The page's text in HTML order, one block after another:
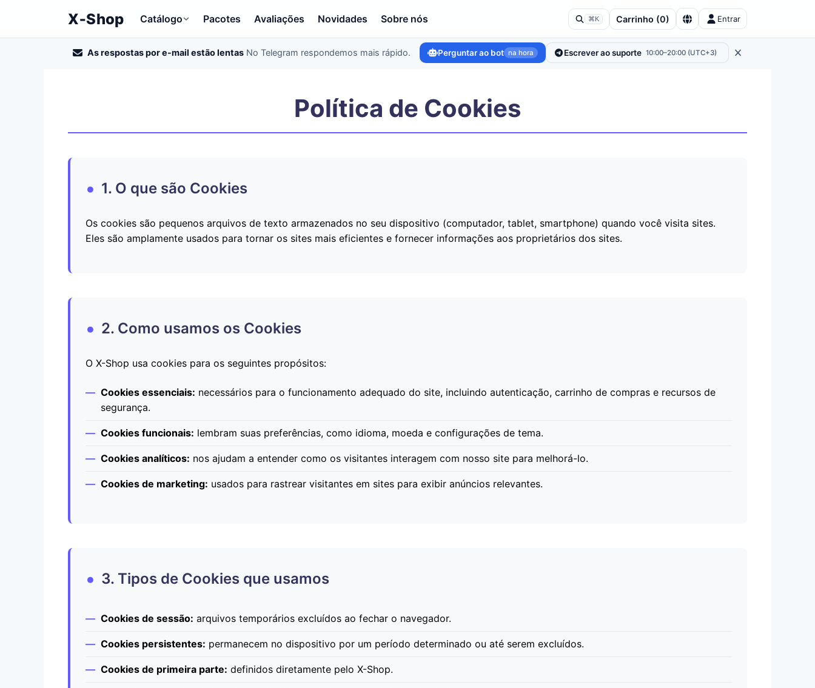
X‑Shop Catálogo Pacotes Avaliações Novidades Sobre nós ⌘K Carrinho (0) Entrar
As respostas por e-mail estão lentas No Telegram respondemos mais rápido. Perguntar ao bot na hora Escrever ao suporte 10:00–20:00 (UTC+3)
Política de Cookies
1. O que são Cookies
Os cookies são pequenos arquivos de texto armazenados no seu dispositivo (computador, tablet, smartphone) quando você visita sites.
Eles são amplamente usados para tornar os sites mais eficientes e fornecer informações aos proprietários dos sites.
2. Como usamos os Cookies
O X-Shop usa cookies para os seguintes propósitos:
Cookies essenciais: necessários para o funcionamento adequado do site, incluindo autenticação, carrinho de compras e recursos de
segurança.
Cookies funcionais: lembram suas preferências, como idioma, moeda e configurações de tema.
Cookies analíticos: nos ajudam a entender como os visitantes interagem com nosso site para melhorá-lo.
Cookies de marketing: usados para rastrear visitantes em sites para exibir anúncios relevantes.
3. Tipos de Cookies que usamos
Cookies de sessão: arquivos temporários excluídos ao fechar o navegador.
Cookies persistentes: permanecem no dispositivo por um período determinado ou até serem excluídos.
Cookies de primeira parte: definidos diretamente pelo X-Shop.